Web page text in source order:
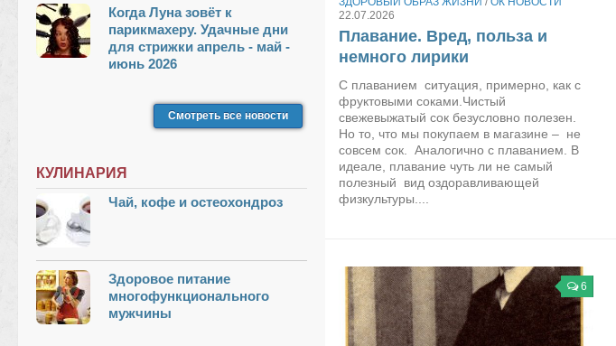
22.07.2026
Плавание. Вред, польза и
немного лирики
С плаванием ситуация, примерно, как с
фруктовыми соками.Чистый
свежевыжатый сок безусловно полезен.
Но то, что мы покупаем в магазине – не
совсем сок. Аналогично с плаванием. В
идеале, плавание чуть ли не самый
полезный вид оздоравливающей
физкультуры....
6
Когда Луна зовёт к
парикмахеру. Удачные дни
для стрижки апрель - май -
июнь 2026
Смотреть все новости
КУЛИНАРИЯ
Чай, кофе и остеохондроз
Здоровое питание
многофункционального
мужчины